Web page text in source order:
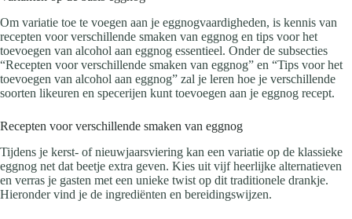
Om variatie toe te voegen aan je eggnogvaardigheden, is kennis van
recepten voor verschillende smaken van eggnog en tips voor het
toevoegen van alcohol aan eggnog essentieel. Onder de subsecties
“Recepten voor verschillende smaken van eggnog” en “Tips voor het
toevoegen van alcohol aan eggnog” zal je leren hoe je verschillende
soorten likeuren en specerijen kunt toevoegen aan je eggnog recept.
Recepten voor verschillende smaken van eggnog
Tijdens je kerst- of nieuwjaarsviering kan een variatie op de klassieke
eggnog net dat beetje extra geven. Kies uit vijf heerlijke alternatieven
en verras je gasten met een unieke twist op dit traditionele drankje.
Hieronder vind je de ingrediënten en bereidingswijzen.